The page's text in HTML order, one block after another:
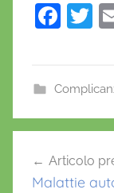
F
e
b
o
T
articoli
Articolo
Malattie